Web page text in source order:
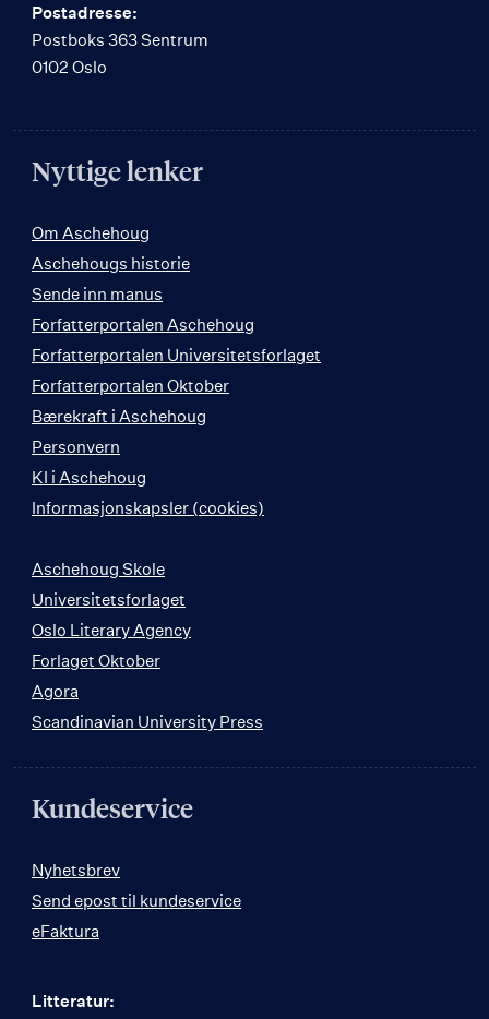
Postadresse:
Postboks 363 Sentrum
0102 Oslo
Nyttige lenker
Om Aschehoug
Aschehougs historie
Sende inn manus
Forfatterportalen Aschehoug
Forfatterportalen Universitetsforlaget
Forfatterportalen Oktober
Bærekraft i Aschehoug
Personvern
KI i Aschehoug
Informasjonskapsler (cookies)
Aschehoug Skole
Universitetsforlaget
Oslo Literary Agency
Forlaget Oktober
Agora
Scandinavian University Press
Kundeservice
Nyhetsbrev
Send epost til kundeservice
eFaktura
Litteratur: